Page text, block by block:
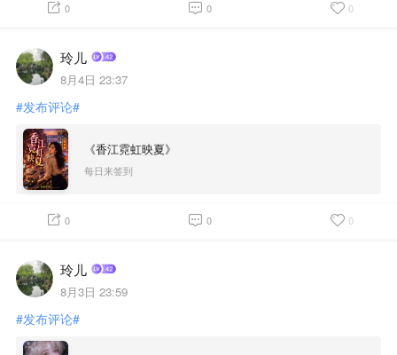
0 0 0
玲儿
8月4日 23:37
#发布评论#
《香江霓虹映夏》
每日来签到
0 0 0
玲儿
8月3日 23:59
#发布评论#